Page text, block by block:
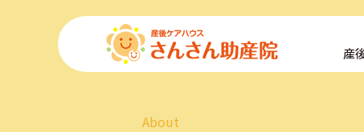
産
About